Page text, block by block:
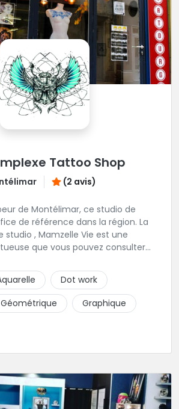
Tattoo Shop
(2 avis)
de Montélimar, ce studio de
de référence dans la région. La
studio , Mamzelle Vie est une
que vous pouvez consulter
Dot work
Géométrique
Graphique